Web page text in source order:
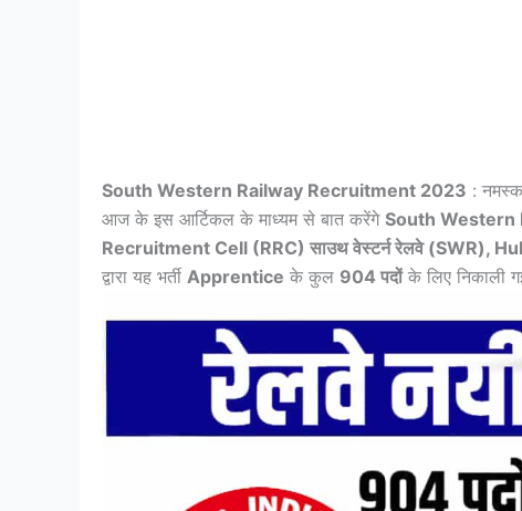
South Western Railway Recruitment 2023 :
आज के इस आर्टिकल के माध्यम से बात करेंगे South Western
Recruitment Cell (RRC) साउथ वेस्टर्न रेलवे (SWR),
द्वारा यह भर्ती Apprentice के कुल 904 पदोंके लिए निकाली